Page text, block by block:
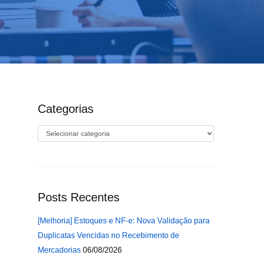
Categorias
Categorias
Posts Recentes
[Melhoria] Estoques e NF-e: Nova Validação para
Duplicatas Vencidas no Recebimento de
Mercadorias 06/08/2026